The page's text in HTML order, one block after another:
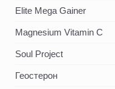
Elite Mega Gainer
Magnesium Vitamin C
Soul Project
Геостерон